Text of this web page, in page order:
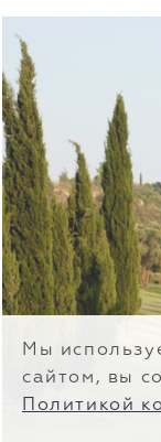
Мы
сайтом, вы
Политикой